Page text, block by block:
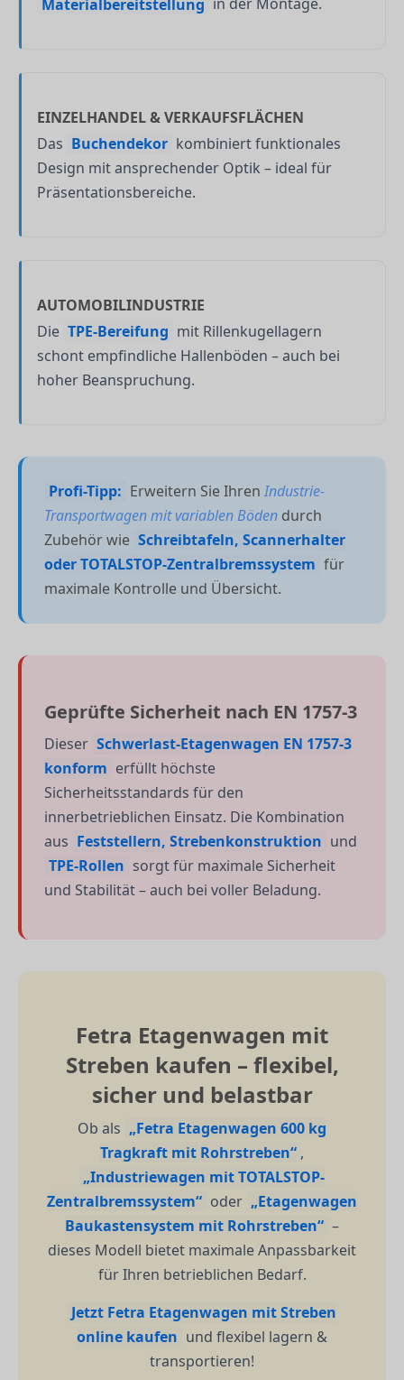
EINZELHANDEL & VERKAUFSFLÄCHEN
Das Buchendekor kombiniert funktionales
Design mit ansprechender Optik – ideal für
Präsentationsbereiche.
AUTOMOBILINDUSTRIE
Die TPE-Bereifung mit Rillenkugellagern
schont empfindliche Hallenböden – auch bei
hoher Beanspruchung.
Profi-Tipp: Erweitern Sie Ihren Industrie-
Transportwagen mit variablen Böden durch
Zubehör wie Schreibtafeln, Scannerhalter
oder TOTALSTOP-Zentralbremssystem für
maximale Kontrolle und Übersicht.
Geprüfte Sicherheit nach EN 1757-3
Dieser Schwerlast-Etagenwagen EN 1757-3
konform erfüllt höchste
Sicherheitsstandards für den
innerbetrieblichen Einsatz. Die Kombination
aus Feststellern, Strebenkonstruktion und
TPE-Rollen sorgt für maximale Sicherheit
und Stabilität – auch bei voller Beladung.
Fetra Etagenwagen mit
Streben kaufen – flexibel,
sicher und belastbar
Ob als „Fetra Etagenwagen 600 kg
Tragkraft mit Rohrstreben“ ,
„Industriewagen mit TOTALSTOP-
Zentralbremssystem“ oder „Etagenwagen
Baukastensystem mit Rohrstreben“ –
dieses Modell bietet maximale Anpassbarkeit
für Ihren betrieblichen Bedarf.
Jetzt Fetra Etagenwagen mit Streben
online kaufen und flexibel lagern &
transportieren!